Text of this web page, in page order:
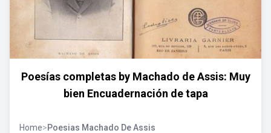
Poesías completas by Machado de Assis: Muy
bien Encuadernación de tapa
Home>Poesias Machado De Assis